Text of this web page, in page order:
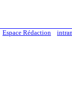
Espace Rédaction